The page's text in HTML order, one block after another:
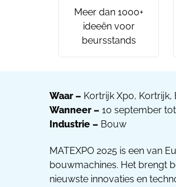
Meer dan 1000+
ideeën voor
beursstands
Waar – Kortrijk Xpo, Kortrijk,
Wanneer – 10 september
Industrie – Bouw
MATEXPO 2025 is een van
bouwmachines. Het brengt
nieuwste innovaties en